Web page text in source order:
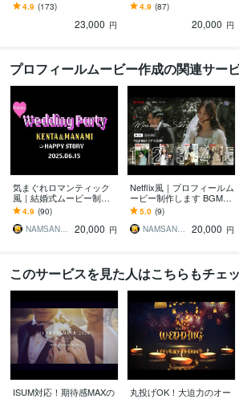
ます 『全部お任せ！』か
ら『超こだわりたい！』
まで、理想叶えます！
4.9 (173)
23,000 円
ます 『全部お任せ！』か
ら『超こだわりたい！』
まで、理想叶えます！
4.9 (87)
20,000 円
プロフィールムービー作成の関連サー
気まぐれロマンティック
風｜結婚式ムービー制作
します 気まぐれロマンテ
ィック好きは嬉しいプロ
フィールムービー！
4.9 (90)
NAMSAN_MOVIE
20,000 円
Netflix風｜プロフィールム
ービー制作します BGM3
曲構成で変更自由！フィ
ルム風の演出で結婚式を
彩ります
5.0 (9)
NAMSAN_MOVIE
20,000 円
このサービスを見た人はこちらもチェ
ISUM対応！期待感MAXの
丸投げOK！大迫力のオー